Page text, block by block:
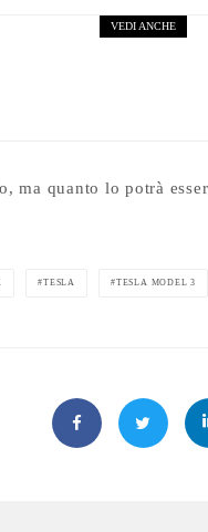
VEDI ANCHE
ma quanto lo potrà
TESLA TESLA MODEL 3